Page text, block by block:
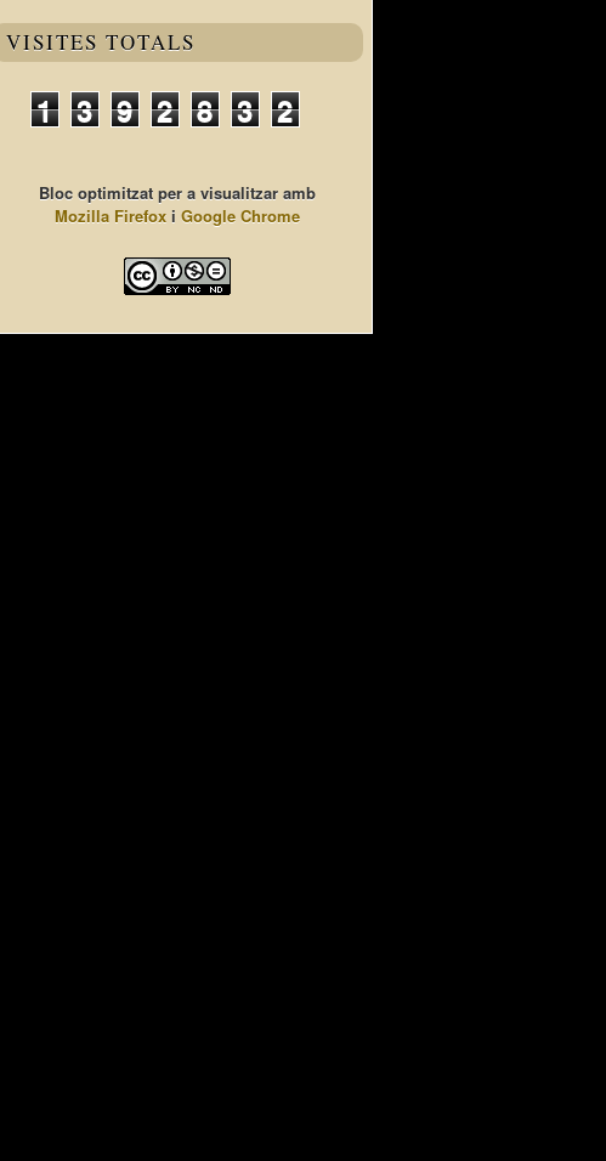
VISITES TOTALS
1 3 9 2 8 3 2
Bloc optimitzat per a visualitzar amb
Mozilla Firefox i Google Chrome